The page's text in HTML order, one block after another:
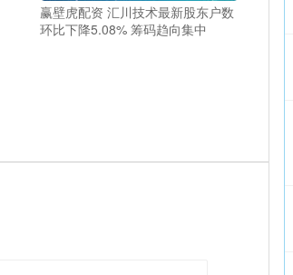
赢壁虎配资 汇川技术最新股东户数
环比下降5.08% 筹码趋向集中